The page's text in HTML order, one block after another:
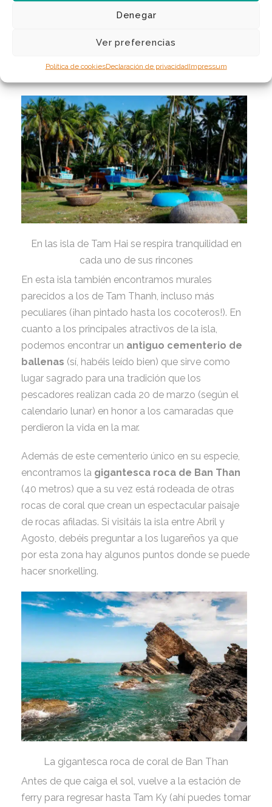
Denegar
Ver preferencias
Política de cookiesDeclaración de privacidadImpressum
sosegada junto al mar. La isla se extiende 6 km a lo
carreteras que se pueden explorar en bicicleta
En las isla de Tam Hai se respira tranquilidad en
cada uno de sus rincones
En esta isla también encontramos murales
parecidos a los de Tam Thanh, incluso más
peculiares (¡han pintado hasta los cocoteros!). En
cuanto a los principales atractivos de la isla,
podemos encontrar un antiguo cementerio de
ballenas (sí, habéis leído bien) que sirve como
lugar sagrado para una tradición que los
pescadores realizan cada 20 de marzo (según el
calendario lunar) en honor a los camaradas que
perdieron la vida en la mar.
Además de este cementerio único en su especie,
encontramos la gigantesca roca de Ban Than
(40 metros) que a su vez está rodeada de otras
rocas de coral que crean un espectacular paisaje
de rocas afiladas. Si visitáis la isla entre Abril y
Agosto, debéis preguntar a los lugareños ya que
por esta zona hay algunos puntos donde se puede
hacer snorkelling.
La gigantesca roca de coral de Ban Than
Antes de que caiga el sol, vuelve a la estación de
ferry para regresar hasta Tam Ky (ahí puedes tomar